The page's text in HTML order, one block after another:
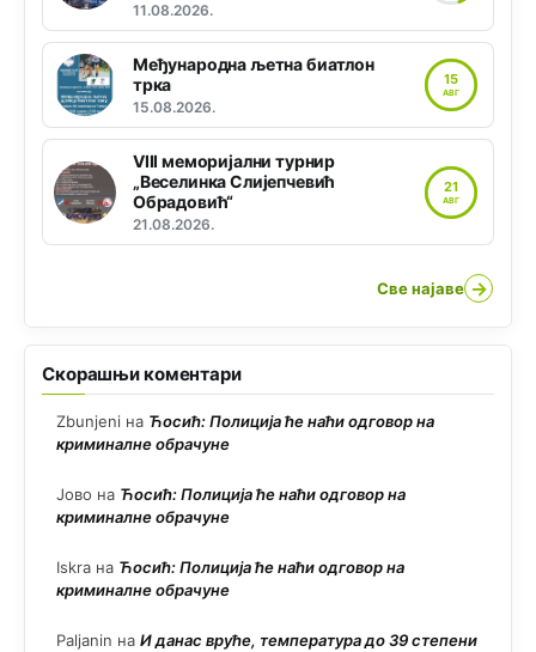
11.08.2026.
Међународна љетна биатлон
трка
15.08.2026.
15
АВГ
VIII меморијални турнир
„Веселинка Слијепчевић
Обрадовић“
21.08.2026.
21
АВГ
Све најаве →
Скорашњи коментари
Zbunjeni на Ћосић: Полиција ће наћи одговор на
криминалне обрачуне
Јово на Ћосић: Полиција ће наћи одговор на
криминалне обрачуне
Iskra на Ћосић: Полиција ће наћи одговор на
криминалне обрачуне
Paljanin на И данас вруће, температура до 39 степени